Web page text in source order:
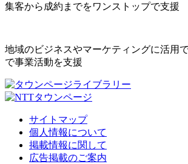
集客から成約までをワンストップで支援
地域のビジネスやマーケティングに活用
で事業活動を支援
サイトマップ
個人情報について
掲載情報に関して
広告掲載のご案内